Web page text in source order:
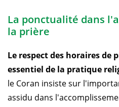
La ponctualité dans
la prière
Le respect des horaires de
essentiel de la pratique
le Coran insiste sur
assidu dans